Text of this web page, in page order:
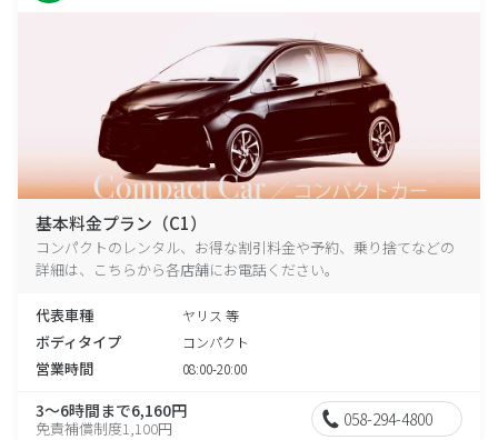
基本料金プラン（C1）
コンパクトのレンタル、お得な割引料金や予約、乗り捨てなどの
詳細は、こちらから各店舗にお電話ください。
代表車種 ヤリス 等
ボディタイプ コンパクト
営業時間 08:00-20:00
3～6時間まで6,160円
免責補償制度1,100円 058-294-4800